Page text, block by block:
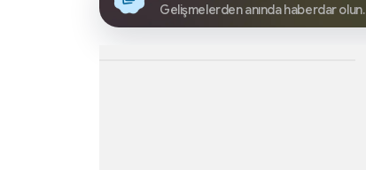
Gelişmelerden anında haberdar olun.